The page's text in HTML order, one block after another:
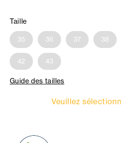
Taille
35 36 37 38
42 43
Guide des tailles
Veuillez